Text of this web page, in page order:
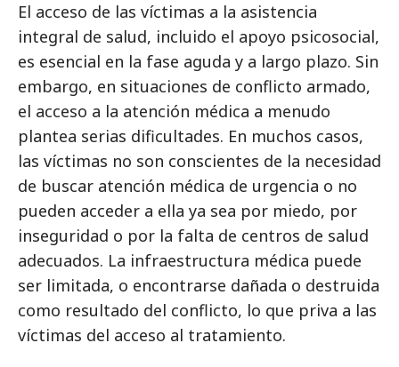
El acceso de las víctimas a la asistencia
integral de salud, incluido el apoyo psicosocial,
es esencial en la fase aguda y a largo plazo. Sin
embargo, en situaciones de conflicto armado,
el acceso a la atención médica a menudo
plantea serias dificultades. En muchos casos,
las víctimas no son conscientes de la necesidad
de buscar atención médica de urgencia o no
pueden acceder a ella ya sea por miedo, por
inseguridad o por la falta de centros de salud
adecuados. La infraestructura médica puede
ser limitada, o encontrarse dañada o destruida
como resultado del conflicto, lo que priva a las
víctimas del acceso al tratamiento.